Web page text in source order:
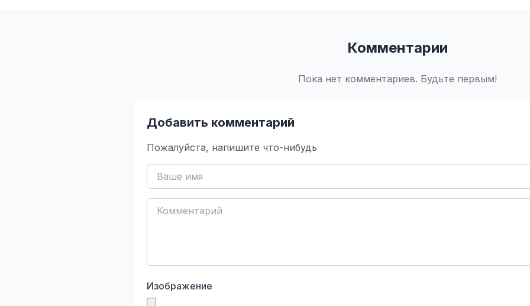
Комментарии
Пока нет комментариев. Будьте первым!
Добавить комментарий
Пожалуйста, напишите что-нибудь
Изображение